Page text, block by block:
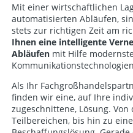
Mit einer wirtschaftlichen
automatisierten Abläufen,
stets zur richtigen Zeit am
Ihnen eine intelligente
Abläufen mit Hilfe
Als Ihr
finden wir eine, auf Ihre
zugeschnittene, Lösung.
Teilbereichen, bis hin zu